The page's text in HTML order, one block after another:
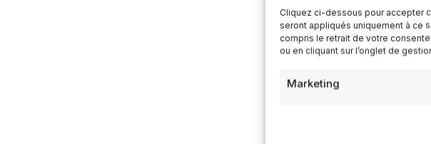
Cliquez ci-dessous pour accepter
seront appliqués uniquement à ce
compris le retrait de votre
ou en cliquant sur l’onglet de
Marketing